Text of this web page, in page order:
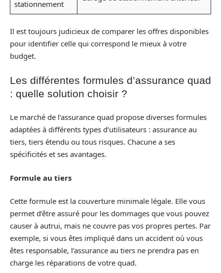
stationnement
Il est toujours judicieux de comparer les offres disponibles
pour identifier celle qui correspond le mieux à votre
budget.
Les différentes formules d’assurance quad
: quelle solution choisir ?
Le marché de l’assurance quad propose diverses formules
adaptées à différents types d’utilisateurs : assurance au
tiers, tiers étendu ou tous risques. Chacune a ses
spécificités et ses avantages.
Formule au tiers
Cette formule est la couverture minimale légale. Elle vous
permet d’être assuré pour les dommages que vous pouvez
causer à autrui, mais ne couvre pas vos propres pertes. Par
exemple, si vous êtes impliqué dans un accident où vous
êtes responsable, l’assurance au tiers ne prendra pas en
charge les réparations de votre quad.